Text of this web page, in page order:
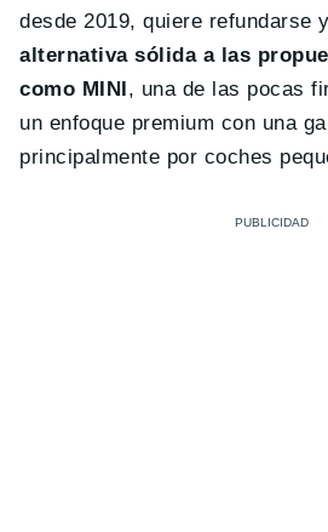
desde 2019, quiere refundarse
alternativa sólida a las
como MINI, una de las pocas
un enfoque premium con una
principalmente por coches